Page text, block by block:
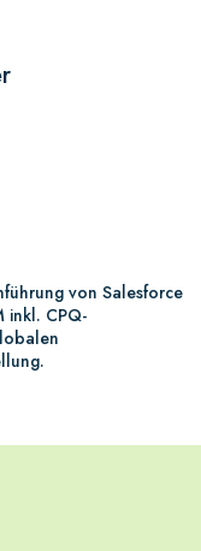
von Salesforce
inkl. CPQ-